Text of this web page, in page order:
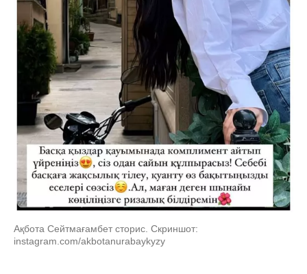
Ақбота Сейтмағамбет сторис. Скриншот:
instagram.com/akbotanurabaykyzy